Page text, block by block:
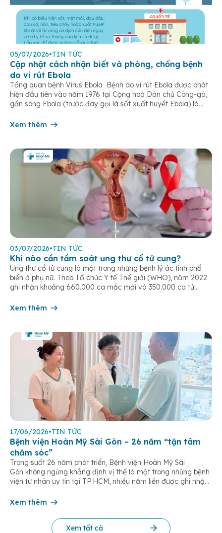
05/07/2026•TIN TỨC
Cập nhật cách nhận biết và phòng, chống bệnh
do vi rút Ebola
Tổng quan bệnh Virus Ebola Bệnh do vi rút Ebola được phát
hiện đầu tiên vào năm 1976 tại Cộng hoà Dân chủ Công-gô,
gần sông Ebola (trước đây gọi là sốt xuất huyết Ebola) là
dịch. Bệnh lây truyền do tiếp xúc trực […]
Xem thêm
03/07/2026•TIN TỨC
Khi nào cần tầm soát ung thư cổ tử cung?
Ung thư cổ tử cung là một trong những bệnh lý ác tính phổ
biến ở phụ nữ. Theo Tổ chức Y tế Thế giới (WHO), năm 2022
ghi nhận khoảng 660.000 ca mắc mới và 350.000 ca tử
cổ tử […]
Xem thêm
17/06/2026•TIN TỨC
Bệnh viện Hoàn Mỹ Sài Gòn – 26 năm “tận tâm
chăm sóc”
Trong suốt 26 năm phát triển, Bệnh viện Hoàn Mỹ Sài
Gòn không ngừng khẳng định vị thế là một trong những bệnh
viện tư nhân uy tín tại TP.HCM, nhiều năm liền được ghi nhận
tiêu chí đánh giá của Bộ y tế. Điều tạo nên giá trị của […]
Xem thêm
Xem tất cả